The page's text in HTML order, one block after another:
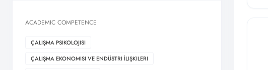
ACADEMIC COMPETENCE
ÇALIŞMA PSIKOLOJISI
ÇALIŞMA EKONOMISI VE ENDÜSTRI İLIŞKILERI